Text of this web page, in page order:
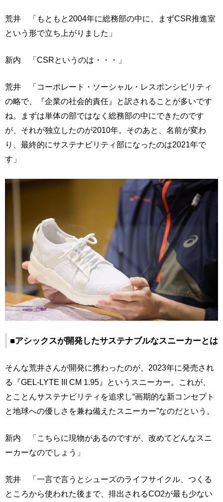
荒井 「もともと2004年に総務部の中に、まずCSR推進室
という形で立ち上がりました」
新内 「CSRというのは・・・」
荒井 「コーポレート・ソーシャル・レスポンシビリティ
の略で、『企業の社会的責任』と訳されることが多いです
ね。まずは単体の部ではなく総務部の中にできたのです
が、それが独立したのが2010年。そのあと、名前が変わ
り、最終的にサステナビリティ部になったのは2021年で
す」
■アシックスが開発したサステナブルなスニーカーとは
そんな荒井さんが開発に携わったのが、2023年に発売され
る『GEL-LYTE III CM 1.95』というスニーカー。これが、
とことんサステナビリティを追求し“画期的な新コンセプト
と地球への優しさを兼ね備えたスニーカー”なのだという。
新内 「こちらに現物があるのですが、改めてどんなスニ
ーカーなのでしょう」
荒井 「一言で言うとシューズのライフサイクル、つくる
ところから使われた後まで、排出されるCO2が最も少ない